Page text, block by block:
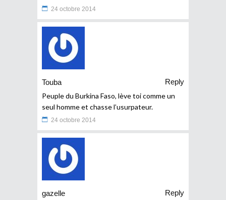
24 octobre 2014
Touba
Reply
Peuple du Burkina Faso, lève toi comme un
seul homme et chasse l’usurpateur.
24 octobre 2014
gazelle
Reply